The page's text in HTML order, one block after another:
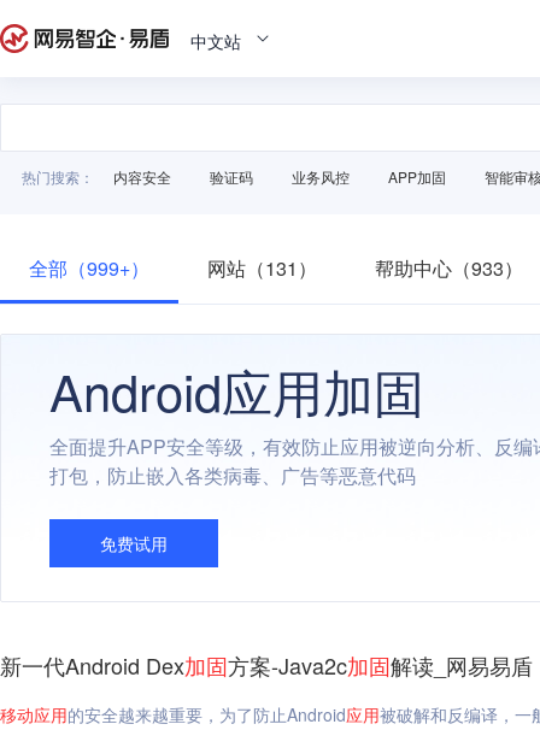
中文站
热门搜索： 内容安全 验证码 业务风控 APP加固 智能审
全部（999+） 网站（131） 帮助中心（933）
Android应用加固
全面提升APP安全等级，有效防止应用被逆向分析、反编
打包，防止嵌入各类病毒、广告等恶意代码
免费试用
新一代Android Dex加固方案-Java2c加固解读_网易易盾
移动应用的安全越来越重要，为了防止Android应用被破解和反编译，一